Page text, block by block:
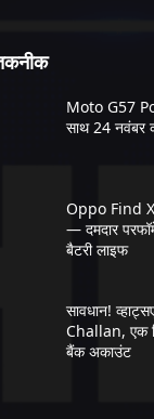
Moto G57
साथ 24 नवंबर
Oppo Find
— दमदार
बैटरी लाइफ
सावधान!
Challan, एक
बैंक अकाउंट